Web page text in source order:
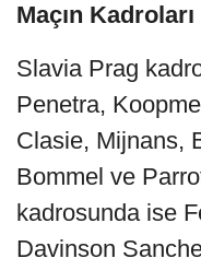
Maçın Kadroları
Slavia Prag
Penetra,
Clasie, Mijnans,
Bommel ve
kadrosunda ise
Davinson